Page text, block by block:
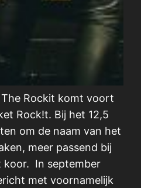
Rockit komt voort
Rock!t. Bij het 12,5
om de naam van het
meer passend bij
koor. In september
met voornamelijk